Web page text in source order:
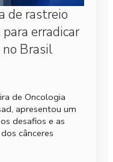
de rastreio
erradicar
no Brasil
de Oncologia
apresentou um
desafios e as
cânceres